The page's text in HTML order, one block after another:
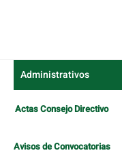
Administrativos
Actas Consejo Directivo
Avisos de Convocatorias